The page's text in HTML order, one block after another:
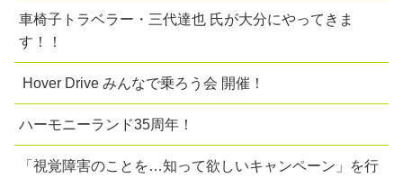
車椅子トラベラー・三代達也 氏が大分にやってきま
す！！
Hover Drive みんなで乗ろう会 開催！
ハーモニーランド35周年！
「視覚障害のことを…知って欲しいキャンペーン」を行